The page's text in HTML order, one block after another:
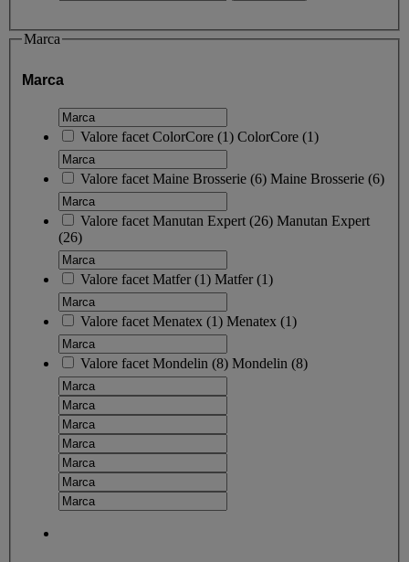
Marca
Marca
Valore facet ColorCore (1) ColorCore (1)
Valore facet Maine Brosserie (6) Maine Brosserie (6)
Valore facet Manutan Expert (26) Manutan Expert
(26)
Valore facet Matfer(1) Matfer(1)
Valore facet Menatex (1) Menatex (1)
Valore facet Mondelin (8) Mondelin (8)